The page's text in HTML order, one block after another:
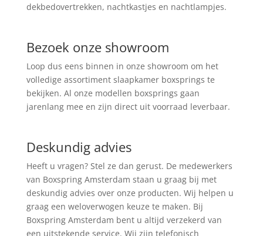
dekbedovertrekken, nachtkastjes en nachtlampjes.
Bezoek onze showroom
Loop dus eens binnen in onze showroom om het
volledige assortiment slaapkamer boxsprings te
bekijken. Al onze modellen boxsprings gaan
jarenlang mee en zijn direct uit voorraad leverbaar.
Deskundig advies
Heeft u vragen? Stel ze dan gerust. De medewerkers
van Boxspring Amsterdam staan u graag bij met
deskundig advies over onze producten. Wij helpen u
graag een weloverwogen keuze te maken. Bij
Boxspring Amsterdam bent u altijd verzekerd van
een uitstekende service. Wij zijn telefonisch